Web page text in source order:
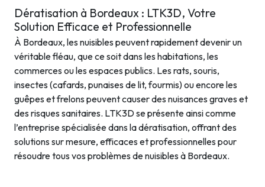
Dératisation à Bordeaux : LTK3D, Votre
Solution Efficace et Professionnelle
À Bordeaux, les nuisibles peuvent rapidement devenir un
véritable fléau, que ce soit dans les habitations, les
commerces ou les espaces publics. Les rats, souris,
insectes (cafards, punaises de lit, fourmis) ou encore les
guêpes et frelons peuvent causer des nuisances graves et
des risques sanitaires. LTK3D se présente ainsi comme
l’entreprise spécialisée dans la dératisation, offrant des
solutions sur mesure, efficaces et professionnelles pour
résoudre tous vos problèmes de nuisibles à Bordeaux.